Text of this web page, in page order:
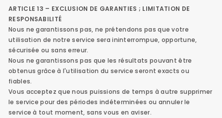
ARTICLE 13 – EXCLUSION DE GARANTIES ; LIMITATION DE
RESPONSABILITÉ
Nous ne garantissons pas, ne prétendons pas que votre
utilisation de notre service sera ininterrompue, opportune,
sécurisée ou sans erreur.
Nous ne garantissons pas que les résultats pouvant être
obtenus grâce à l'utilisation du service seront exacts ou
fiables.
Vous acceptez que nous puissions de temps à autre supprimer
le service pour des périodes indéterminées ou annuler le
service à tout moment, sans vous en aviser.